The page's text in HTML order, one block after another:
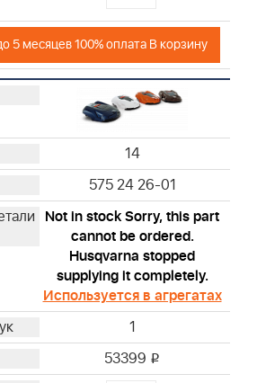
5 месяцев 100% оплата В корзину
14
575 24 26-01
Not in stock Sorry, this part
cannot be ordered.
Husqvarna stopped
supplying it completely.
Используется в агрегатах
1
53399 i